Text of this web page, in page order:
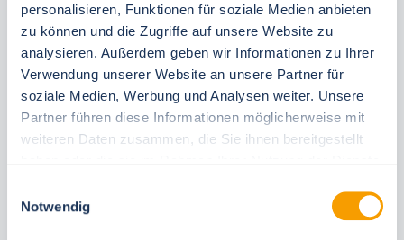
personalisieren, Funktionen für soziale Medien anbieten
zu können und die Zugriffe auf unsere Website zu
analysieren. Außerdem geben wir Informationen zu Ihrer
Verwendung unserer Website an unsere Partner für
soziale Medien, Werbung und Analysen weiter. Unsere
Partner führen diese Informationen möglicherweise mit
weiteren Daten zusammen, die Sie ihnen bereitgestellt
Notwendig
Your booking benefits
best price guarantee
Reserve free of charge for 24 hours
30 Tage vor Anreise kostenfrei stornieren
Flexible arrival and departure 24/7